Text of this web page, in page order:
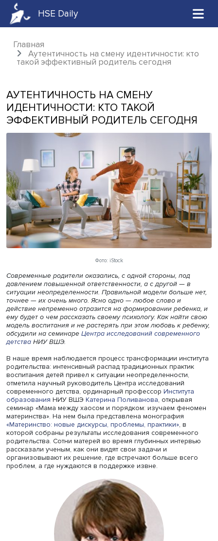
HSE Daily
Главная
Аутентичность на смену идентичности:
АУТЕНТИЧНОСТЬ НА СМЕНУ
ИДЕНТИЧНОСТИ: КТО ТАКОЙ
ЭФФЕКТИВНЫЙ РОДИТЕЛЬ
Фото: iStock
Современные родители оказались, с одной стороны,
давлением повышенной ответственности, а с другой —
ситуации неопределенности. Правильной модели
точнее — их очень много. Ясно одно — любое слово и
действие непременно отразится на формировании
ему будет о чем рассказать своему психологу. Как
модель воспитания и не растерять при этом любовь к
обсудили на семинареЦентра исследований
детстваНИУ ВШЭ.
В наше время наблюдается процесс трансформации
родительства: интенсивный распад традиционных
воспитания детей привел к ситуации неопределенности,
отметила научный руководитель Центра исследований
современного детства, ординарный профессор
образованияНИУ ВШЭКатерина Поливанова,
семинар «Мама между хаосом и порядком: изучаем
материнства». На нем была представлена монография
«Материнство: новые дискурсы, проблемы, практики»
которой собраны результаты исследования
родительства. Сотни матерей во время глубинных
рассказали ученым, как они видят свои задачи и
организовывают их решение, где встречают больше
проблем, а где нуждаются в поддержке извне.